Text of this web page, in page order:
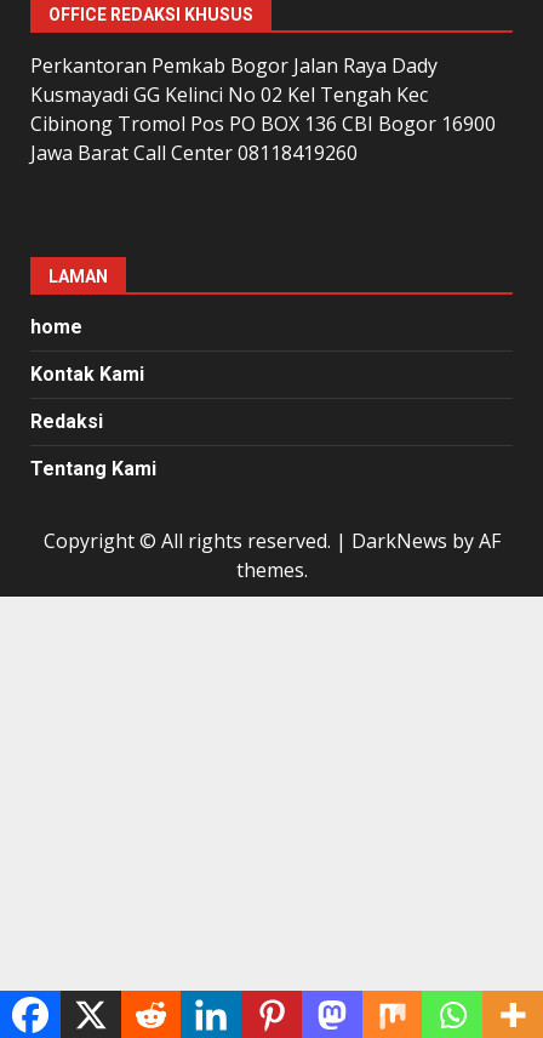
OFFICE REDAKSI KHUSUS
Perkantoran Pemkab Bogor Jalan Raya Dady
Kusmayadi GG Kelinci No 02 Kel Tengah Kec
Cibinong Tromol Pos PO BOX 136 CBI Bogor 16900
Jawa Barat Call Center 08118419260
LAMAN
home
Kontak Kami
Redaksi
Tentang Kami
Copyright © All rights reserved. | DarkNews by AF
themes.